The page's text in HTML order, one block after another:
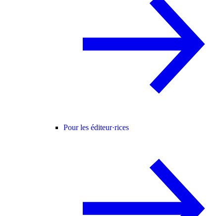
Pour les éditeur·rices